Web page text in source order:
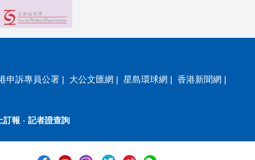
申訴專員公署 大公文匯網 星島環球網 香港新聞網
訂報 - 記者證查詢